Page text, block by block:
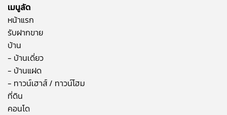
เมนูลัด
หน้าแรก
รับฝากขาย
บ้าน
- บ้านเดี่ยว
- บ้านแฝด
- ทาวน์เฮาส์ / ทาวน์โฮม
ที่ดิน
คอนโด